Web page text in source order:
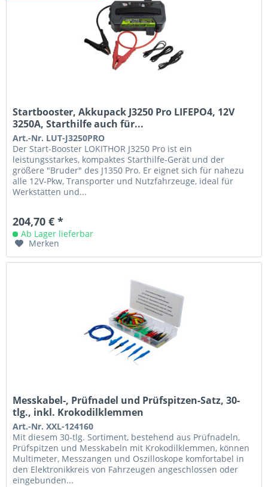
Startbooster, Akkupack J3250 Pro LIFEPO4, 12V
3250A, Starthilfe auch für...
Art.-Nr. LUT-J3250PRO
Der Start-Booster LOKITHOR J3250 Pro ist ein
leistungsstarkes, kompaktes Starthilfe-Gerät und der
größere "Bruder" des J1350 Pro. Er eignet sich für nahezu
alle 12V-Pkw, Transporter und Nutzfahrzeuge, ideal für
Werkstätten und...
204,70 € *
Ab Lager lieferbar
Merken
Messkabel-, Prüfnadel und Prüfspitzen-Satz, 30-
tlg., inkl. Krokodilklemmen
Art.-Nr. XXL-124160
Mit diesem 30-tlg. Sortiment, bestehend aus Prüfnadeln,
Prüfspitzen und Messkabeln mit Krokodilklemmen, können
Multimeter, Messzangen und Oszilloskope komfortabel in
den Elektronikkreis von Fahrzeugen angeschlossen oder
eingebunden...